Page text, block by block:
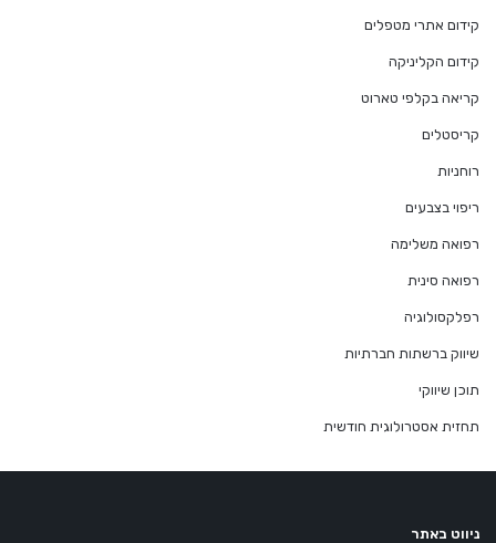
קידום אתרי מטפלים
קידום הקליניקה
קריאה בקלפי טארוט
קריסטלים
רוחניות
ריפוי בצבעים
רפואה משלימה
רפואה סינית
רפלקסולוגיה
שיווק ברשתות חברתיות
תוכן שיווקי
תחזית אסטרולוגית חודשית
ניווט באתר